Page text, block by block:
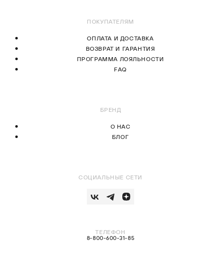
СОЦИАЛЬНЫЕ СЕТИ
ТЕЛЕФОН
8-800-600-31-85
ПОКУПАТЕЛЯМ
ОПЛАТА И ДОСТАВКА
ВОЗВРАТ И ГАРАНТИЯ
ПРОГРАММА ЛОЯЛЬНОСТИ
FAQ
БРЕНД
О НАС
БЛОГ